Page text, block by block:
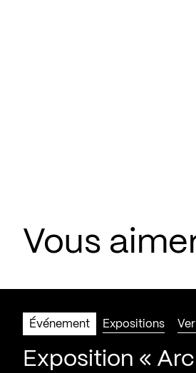
Vous
Événement Expositions
Exposition «